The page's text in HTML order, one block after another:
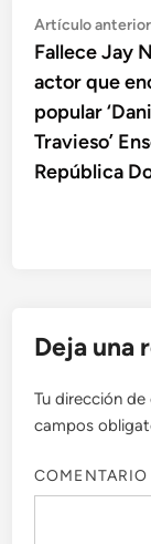
de
entradas
Artículo anterior
Fallece Jay
actor que
popular
Travieso’
República
Deja una
Tu dirección
campos
COMENTARIO